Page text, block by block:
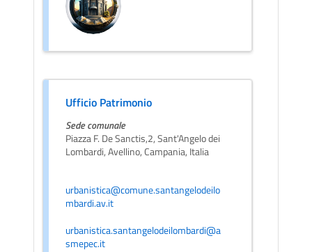
Ufficio Patrimonio
Sede comunale
Piazza F. De Sanctis,2, Sant'Angelo dei
Lombardi, Avellino, Campania, Italia
urbanistica@comune.santangelodeilo
mbardi.av.it
urbanistica.santangelodeilombardi@a
smepec.it